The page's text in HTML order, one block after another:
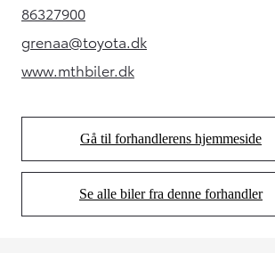
86327900(Opens in new tab)
grenaa@toyota.dk
(Opens in new tab)
www.mthbiler.dk(Opens in new tab)
Gå til forhandlerens hjemmeside
(Opens in new tab)
Se alle biler fra denne forhandler
(Opens in new tab)